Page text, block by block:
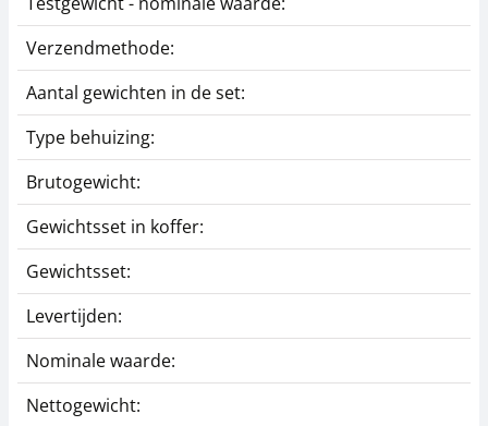
Verzendmethode:
Aantal gewichten in de set:
Type behuizing:
Brutogewicht:
Gewichtsset in koffer:
Gewichtsset:
Levertijden:
Nominale waarde:
Nettogewicht: